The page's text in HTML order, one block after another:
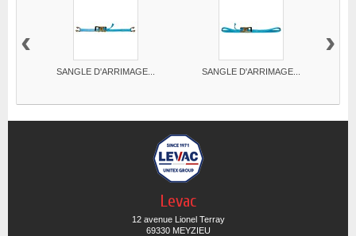
SANGLE D'ARRIMAGE... SANGLE D'ARRIMAGE...
‹ ›
Levac
12 avenue Lionel Terray
69330 MEYZIEU